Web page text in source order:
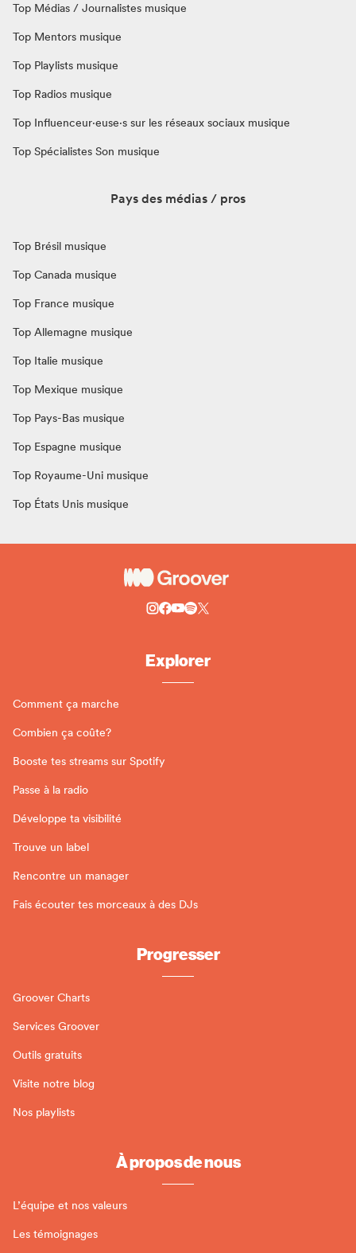
Top Médias / Journalistes musique
Top Mentors musique
Top Playlists musique
Top Radios musique
Top Influenceur·euse·s sur les réseaux sociaux musique
Top Spécialistes Son musique
Pays des médias / pros
Top Brésil musique
Top Canada musique
Top France musique
Top Allemagne musique
Top Italie musique
Top Mexique musique
Top Pays-Bas musique
Top Espagne musique
Top Royaume-Uni musique
Top États Unis musique
Explorer
Comment ça marche
Combien ça coûte?
Booste tes streams sur Spotify
Passe à la radio
Développe ta visibilité
Trouve un label
Rencontre un manager
Fais écouter tes morceaux à des DJs
Progresser
Groover Charts
Services Groover
Outils gratuits
Visite notre blog
Nos playlists
À propos de nous
L’équipe et nos valeurs
Les témoignages